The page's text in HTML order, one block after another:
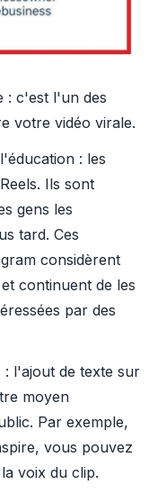
: c'est l'un des
votre vidéo virale.
: les
Ils sont
gens les
tard. Ces
considèrent
continuent de les
par des
: l'ajout de texte sur
moyen
Par exemple,
vous pouvez
voix du clip.